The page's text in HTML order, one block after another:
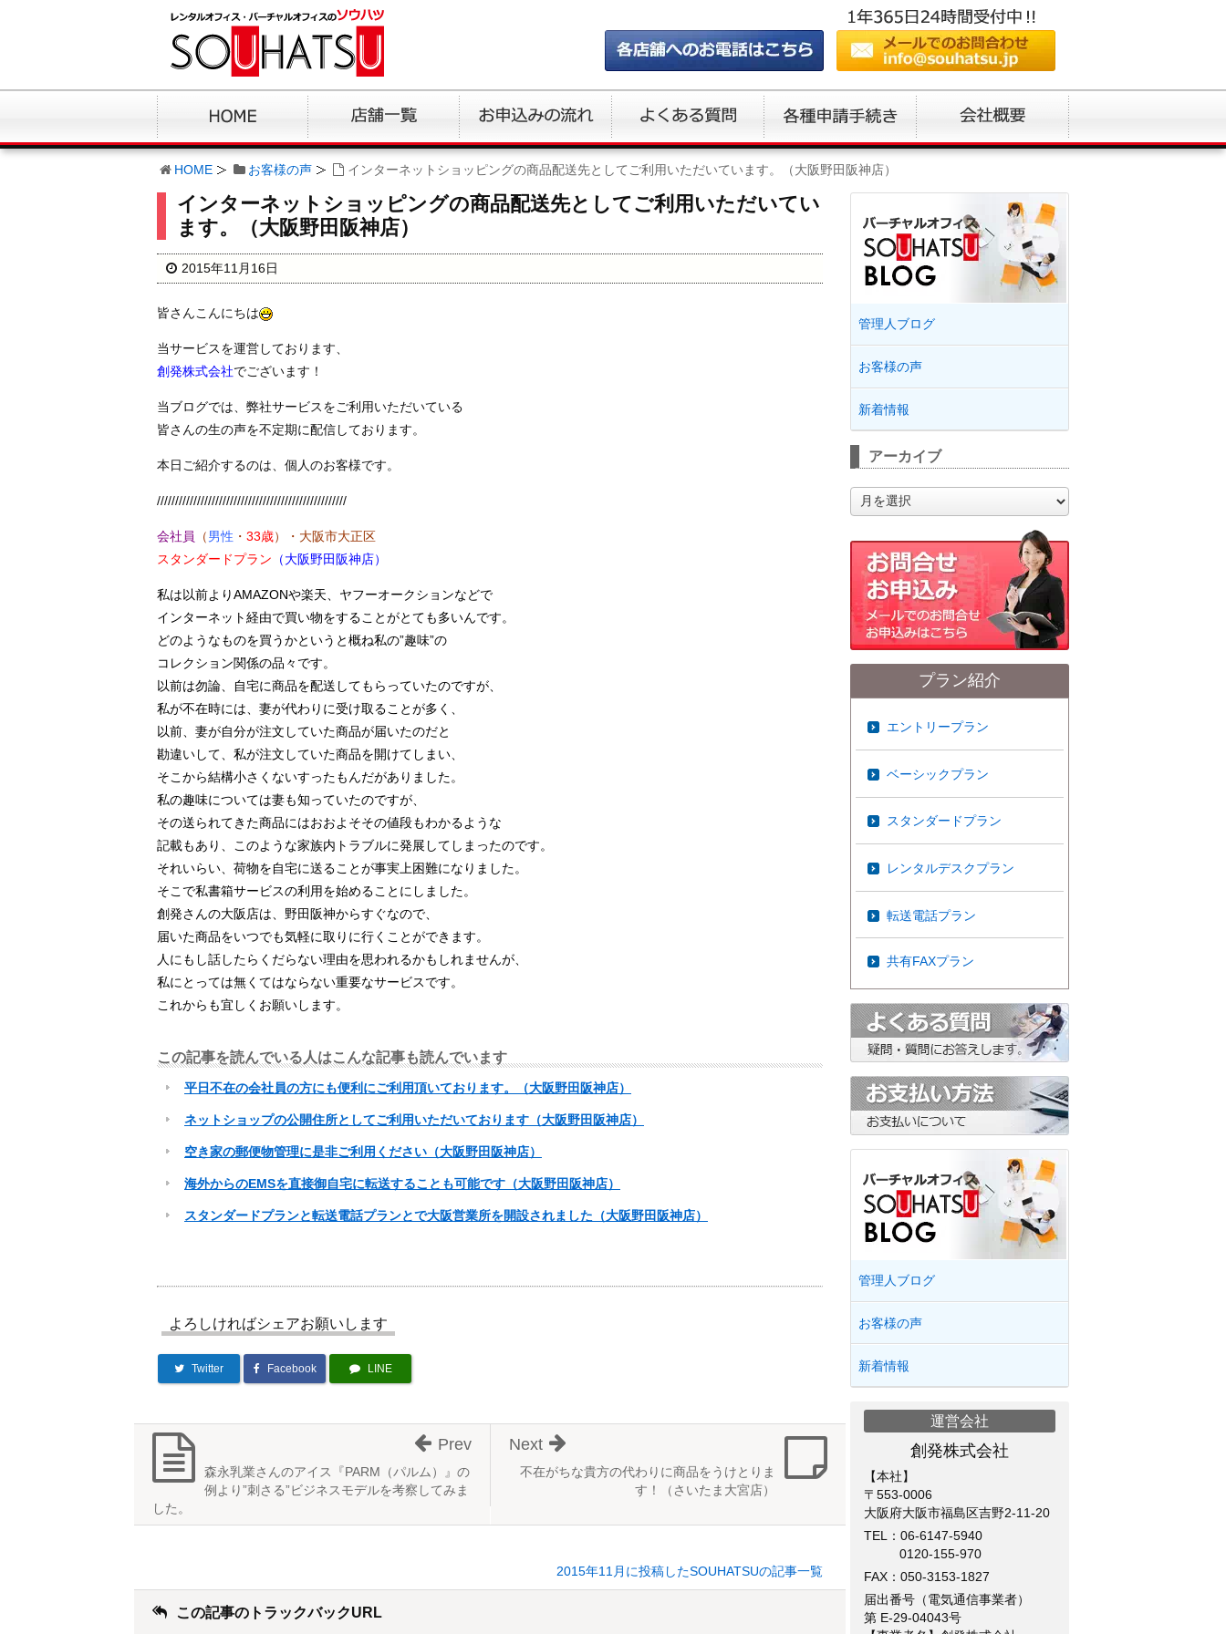
HOME お客様の声 インターネットショッピングの商品配送先としてご利用いただいています。（大阪野田阪神店）
インターネットショッピングの商品配送先としてご利用いただいてい
ます。（大阪野田阪神店）
2015年11月16日
皆さんこんにちは
当サービスを運営しております、
創発株式会社でございます！
当ブログでは、弊社サービスをご利用いただいている
皆さんの生の声を不定期に配信しております。
本日ご紹介するのは、個人のお客様です。
////////////////////////////////////////////////////
会社員 （男性 ・ 33歳）・ 大阪市大正区
スタンダードプラン （大阪野田阪神店）
私は以前よりAMAZONや楽天、ヤフーオークションなどで
インターネット経由で買い物をすることがとても多いんです。
どのようなものを買うかというと概ね私の”趣味”の
コレクション関係の品々です。
以前は勿論、自宅に商品を配送してもらっていたのですが、
私が不在時には、妻が代わりに受け取ることが多く、
以前、妻が自分が注文していた商品が届いたのだと
勘違いして、私が注文していた商品を開けてしまい、
そこから結構小さくないすったもんだがありました。
私の趣味については妻も知っていたのですが、
その送られてきた商品にはおおよそその値段もわかるような
記載もあり、このような家族内トラブルに発展してしまったのです。
それいらい、荷物を自宅に送ることが事実上困難になりました。
そこで私書箱サービスの利用を始めることにしました。
創発さんの大阪店は、野田阪神からすぐなので、
届いた商品をいつでも気軽に取りに行くことができます。
人にもし話したらくだらない理由を思われるかもしれませんが、
私にとっては無くてはならない重要なサービスです。
これからも宜しくお願いします。
この記事を読んでいる人はこんな記事も読んでいます
平日不在の会社員の方にも便利にご利用頂いております。（大阪野田阪神店）
ネットショップの公開住所としてご利用いただいております（大阪野田阪神店）
空き家の郵便物管理に是非ご利用ください（大阪野田阪神店）
海外からのEMSを直接御自宅に転送することも可能です（大阪野田阪神店）
スタンダードプランと転送電話プランとで大阪営業所を開設されました（大阪野田阪神店）
よろしければシェアお願いします
Twitter Facebook LINE
不在がちな貴方の代わりに商品をうけとりま
す！（さいたま大宮店）
Next
森永乳業さんのアイス『PARM（パルム）』の
例より”刺さる”ビジネスモデルを考察してみま
した。
Prev
2015年11月に投稿したSOUHATSUの記事一覧
この記事のトラックバックURL
管理人ブログ
お客様の声
新着情報
アーカイブ
ー
ブ
プラン紹介
エントリープラン
ベーシックプラン
スタンダードプラン
レンタルデスクプラン
転送電話プラン
共有FAXプラン
管理人ブログ
お客様の声
新着情報
運営会社
創発株式会社
【本社】
〒553-0006
大阪府大阪市福島区吉野2-11-20
TEL： 06-6147-5940
0120-155-970
FAX：050-3153-1827
届出番号（電気通信事業者）
第 E-29-04043号